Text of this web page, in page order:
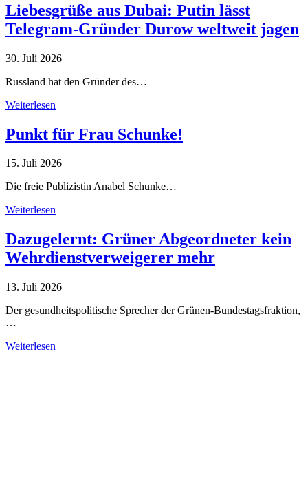
Liebesgrüße aus Dubai: Putin lässt
Telegram-Gründer Durow weltweit jagen
30. Juli 2026
Russland hat den Gründer des…
Weiterlesen
Punkt für Frau Schunke!
15. Juli 2026
Die freie Publizistin Anabel Schunke…
Weiterlesen
Dazugelernt: Grüner Abgeordneter kein
Wehrdienstverweigerer mehr
13. Juli 2026
Der gesundheitspolitische Sprecher der Grünen-Bundestagsfraktion,
…
Weiterlesen